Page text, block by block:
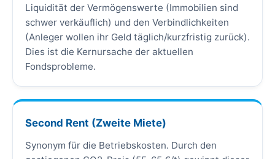
Liquidität der Vermögenswerte (Immobilien sind
schwer verkäuflich) und den Verbindlichkeiten
(Anleger wollen ihr Geld täglich/kurzfristig zurück).
Dies ist die Kernursache der aktuellen
Fondsprobleme.
Second Rent (Zweite Miete)
Synonym für die Betriebskosten. Durch den